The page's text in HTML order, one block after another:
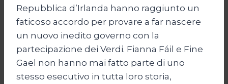
Repubblica d’Irlanda hanno raggiunto un
faticoso accordo per provare a far nascere
un nuovo inedito governo con la
partecipazione dei Verdi. Fianna Fáil e Fine
Gael non hanno mai fatto parte di uno
stesso esecutivo in tutta loro storia,